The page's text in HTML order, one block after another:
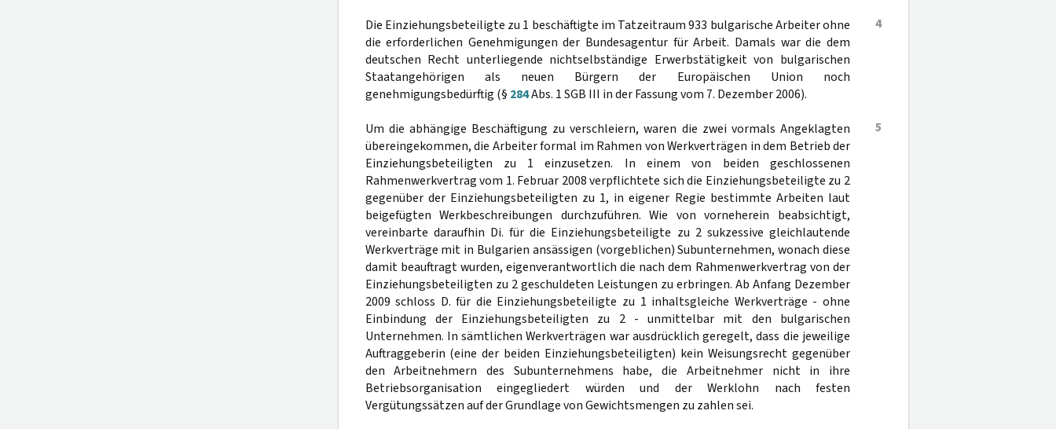
4
Die Einziehungsbeteiligte zu 1 beschäftigte im Tatzeitraum 933 bulgarische Arbeiter ohne
die erforderlichen Genehmigungen der Bundesagentur für Arbeit. Damals war die dem
deutschen Recht unterliegende nichtselbständige Erwerbstätigkeit von bulgarischen
Staatangehörigen als neuen Bürgern der Europäischen Union noch
genehmigungsbedürftig (§ 284Abs. 1 SGB III in der Fassung vom 7. Dezember 2006).
5
Um die abhängige Beschäftigung zu verschleiern, waren die zwei vormals Angeklagten
übereingekommen, die Arbeiter formal im Rahmen von Werkverträgen in dem Betrieb der
Einziehungsbeteiligten zu 1 einzusetzen. In einem von beiden geschlossenen
Rahmenwerkvertrag vom 1. Februar 2008 verpflichtete sich die Einziehungsbeteiligte zu 2
gegenüber der Einziehungsbeteiligten zu 1, in eigener Regie bestimmte Arbeiten laut
beigefügten Werkbeschreibungen durchzuführen. Wie von vorneherein beabsichtigt,
vereinbarte daraufhin Di. für die Einziehungsbeteiligte zu 2 sukzessive gleichlautende
Werkverträge mit in Bulgarien ansässigen (vorgeblichen) Subunternehmen, wonach diese
damit beauftragt wurden, eigenverantwortlich die nach dem Rahmenwerkvertrag von der
Einziehungsbeteiligten zu 2 geschuldeten Leistungen zu erbringen. Ab Anfang Dezember
2009 schloss D. für die Einziehungsbeteiligte zu 1 inhaltsgleiche Werkverträge - ohne
Einbindung der Einziehungsbeteiligten zu 2 - unmittelbar mit den bulgarischen
Unternehmen. In sämtlichen Werkverträgen war ausdrücklich geregelt, dass die jeweilige
Auftraggeberin (eine der beiden Einziehungsbeteiligten) kein Weisungsrecht gegenüber
den Arbeitnehmern des Subunternehmens habe, die Arbeitnehmer nicht in ihre
Betriebsorganisation eingegliedert würden und der Werklohn nach festen
Vergütungssätzen auf der Grundlage von Gewichtsmengen zu zahlen sei.